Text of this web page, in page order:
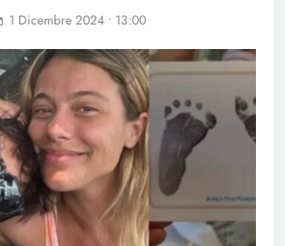
1 Dicembre 2024 • 13:00